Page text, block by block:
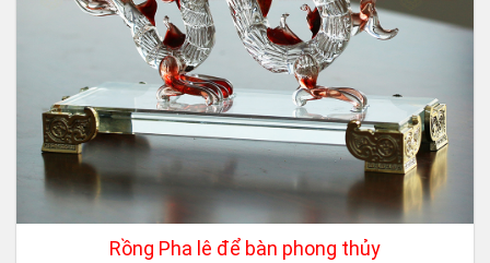
Rồng Pha lê để bàn phong thủy